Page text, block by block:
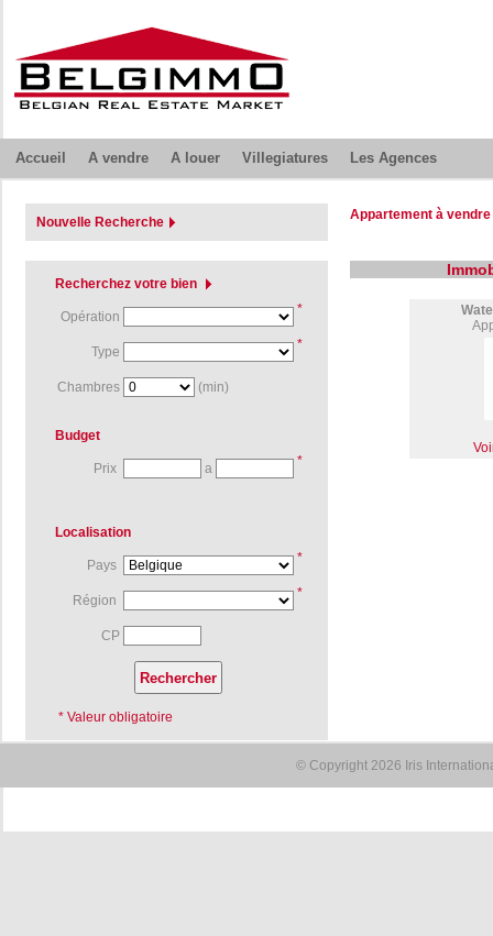
Accueil A vendre A louer Villegiatures Les Agences
Nouvelle Recherche
Recherchez votre bien
Opération *
Type *
Chambres (min)
Budget
Prix a *
Localisation
Pays *
Région *
CP
* Valeur obligatoire
Appartement à
© Copyright 2026 Iris